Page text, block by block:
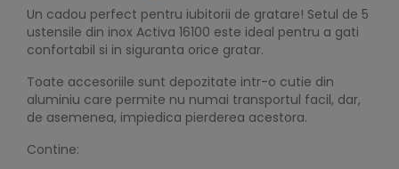
Un cadou perfect pentru iubitorii de gratare! Setul de 5
ustensile din inox Activa 16100 este ideal pentru a gati
confortabil si in siguranta orice gratar.
Toate accesoriile sunt depozitate intr-o cutie din
aluminiu care permite nu numai transportul facil, dar,
de asemenea, impiedica pierderea acestora.
Contine: